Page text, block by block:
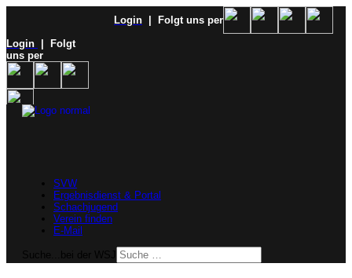
Login
| Folgt uns per
Login
| Folgt
uns per
SVW
Ergebnisdienst & Portal
Schachjugend
Verein finden
E-Mail